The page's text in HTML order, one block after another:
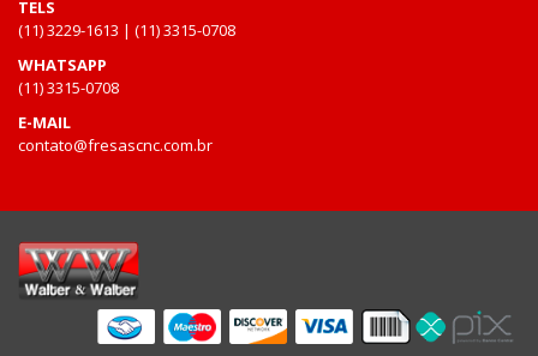
TELS
(11) 3229-1613 | (11) 3315-0708
WHATSAPP
(11) 3315-0708
E-MAIL
contato@fresascnc.com.br